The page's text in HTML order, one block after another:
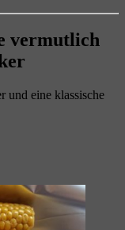
vermutlich
und eine klassische